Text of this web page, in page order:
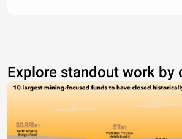
Explore standout work by